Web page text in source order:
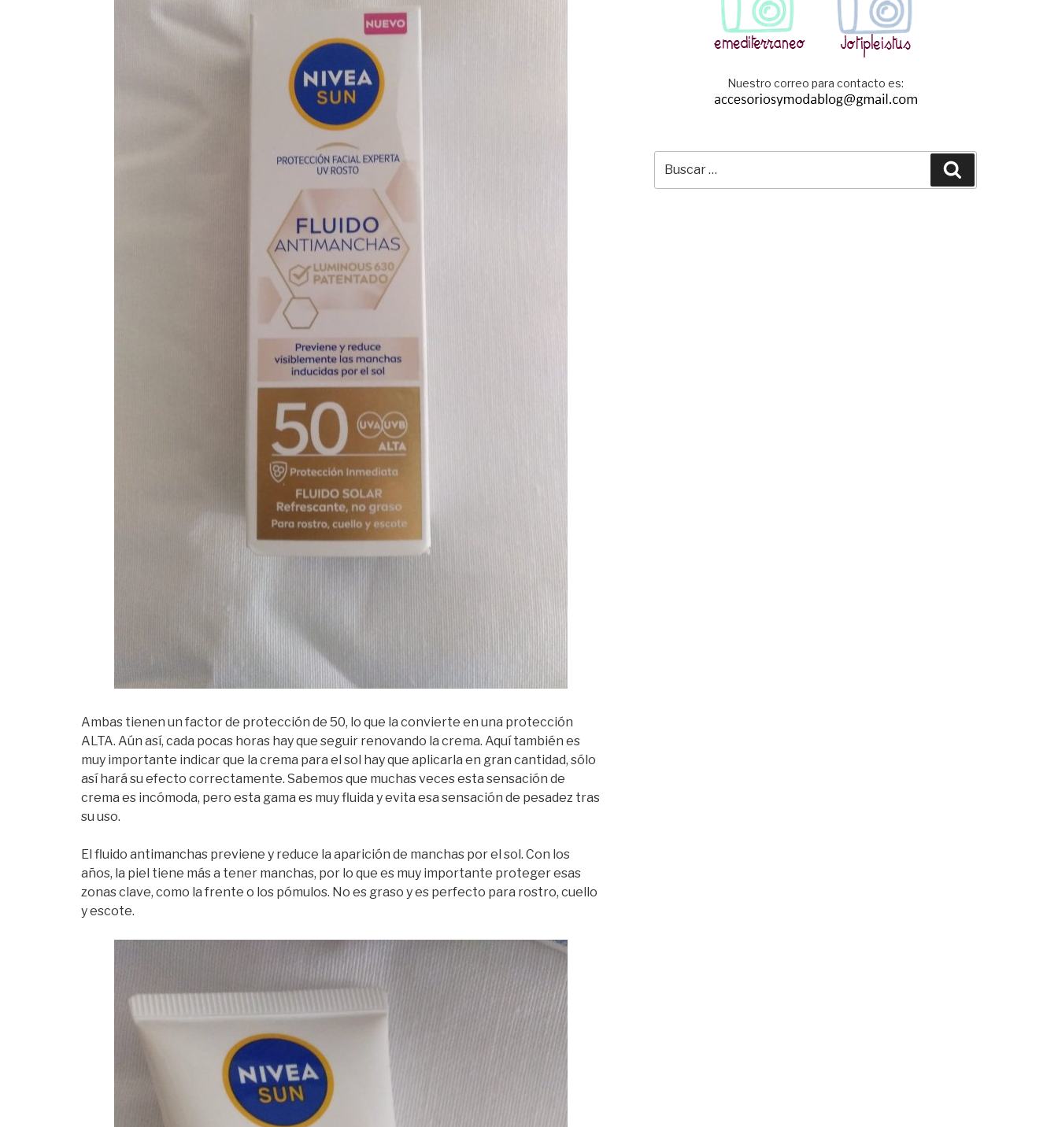
Ambas tienen un factor de protección de 50, lo que la convierte en una protección
ALTA. Aún así, cada pocas horas hay que seguir renovando la crema. Aquí también es
muy importante indicar que la crema para el sol hay que aplicarla en gran cantidad, sólo
así hará su efecto correctamente. Sabemos que muchas veces esta sensación de
crema es incómoda, pero esta gama es muy fluida y evita esa sensación de pesadez tras
su uso.
El fluido antimanchas previene y reduce la aparición de manchas por el sol. Con los
años, la piel tiene más a tener manchas, por lo que es muy importante proteger esas
zonas clave, como la frente o los pómulos. No es graso y es perfecto para rostro, cuello
y escote.
Nuestro correo para contacto es:
por: